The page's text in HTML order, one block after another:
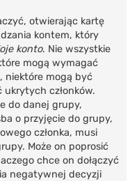
otwierając kartę
kontem, który
konto. Nie wszystkie
mogą wymagać
niektóre mogą być
ukrytych członków.
do danej grupy,
o przyjęcie do grupy,
członka, musi
Może on poprosić
chce on dołączyć
negatywnej decyzji